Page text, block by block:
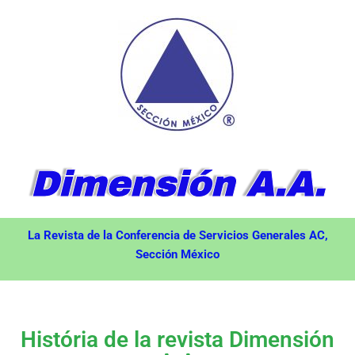
Dimensión A.A.
La Revista de la Conferencia de Servicios Generales AC,
Sección México
História de la revista Dimensión